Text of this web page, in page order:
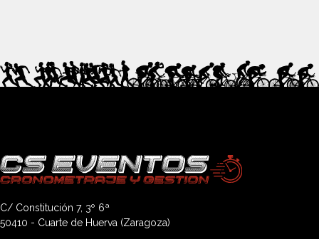
C/ Constitución 7, 3º 6ª
50410 - Cuarte de Huerva (Zaragoza)